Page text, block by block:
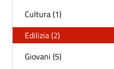
Cultura (1)
Edilizia (2)
Giovani (5)